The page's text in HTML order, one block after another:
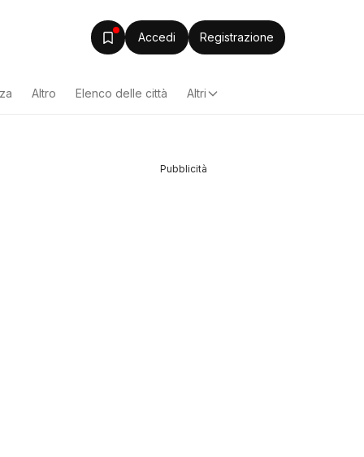
Accedi Registrazione
Altro Elenco delle città Altri
Pubblicità